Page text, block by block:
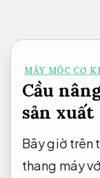
nội
dungMÁY MÓC CƠ
Cầu
sản xuất
Bây giờ trên
thang máy